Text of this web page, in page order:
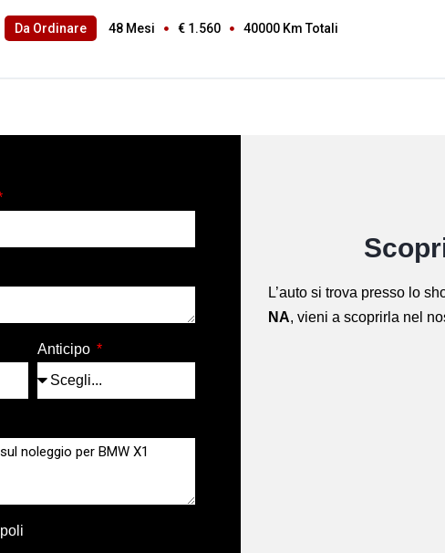
Da Ordinare 48 Mesi € 1.560 40000 Km Totali
Anticipo
L’auto si trova presso lo
NA, vieni a scoprirla nel